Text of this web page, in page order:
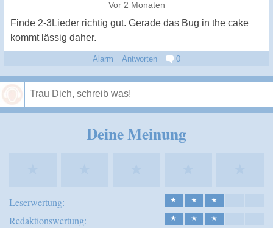
Vor 2 Monaten
Finde 2-3Lieder richtig gut. Gerade das Bug in the cake
kommt lässig daher.
Alarm Antworten 0
Deine Meinung
Leserwertung: ★ ★ ★
Redaktionswertung: ★ ★ ★